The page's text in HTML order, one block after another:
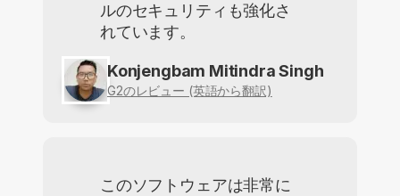
ルのセキュリティも強化さ
れています。
Konjengbam Mitindra Singh
G2のレビュー (英語から翻訳)
このソフトウェアは非常に